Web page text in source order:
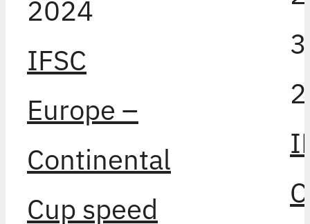
2024
IFSC
Europe –
Continental
Cup speed